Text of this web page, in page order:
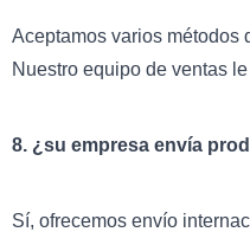
Aceptamos varios métodos
Nuestro equipo de ventas
8. ¿su empresa envía
Sí, ofrecemos envío